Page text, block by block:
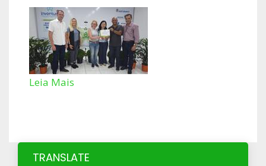
Leia Mais
TRANSLATE